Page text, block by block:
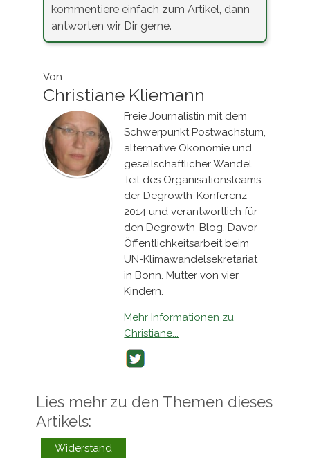
kommentiere einfach zum Artikel, dann
antworten wir Dir gerne.
Von
Christiane Kliemann
Freie Journalistin mit dem
Schwerpunkt Postwachstum,
alternative Ökonomie und
gesellschaftlicher Wandel.
Teil des Organisationsteams
der Degrowth-Konferenz
2014 und verantwortlich für
den Degrowth-Blog. Davor
Öffentlichkeitsarbeit beim
UN-Klimawandelsekretariat
in Bonn. Mutter von vier
Kindern.
Mehr Informationen zu
Christiane...
Lies mehr zu den Themen dieses
Artikels:
Widerstand